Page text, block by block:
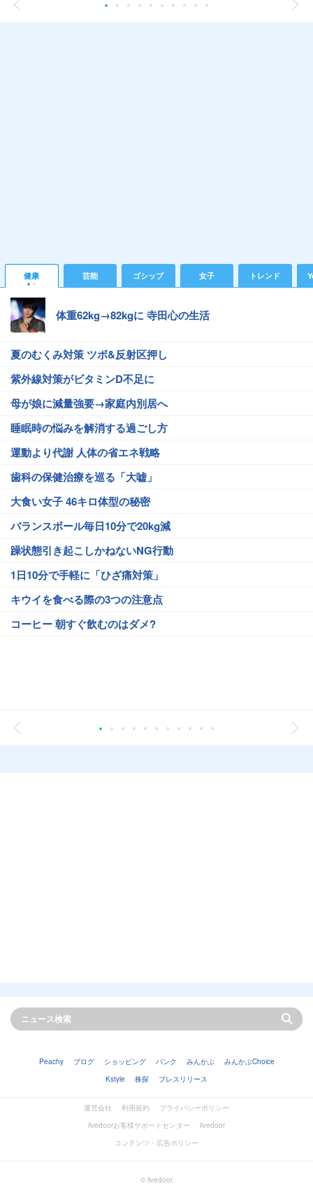
健康 芸能 ゴシップ 女子 トレンド
体重62kg→82kgに 寺田心の生活
夏のむくみ対策 ツボ&反射区押し
紫外線対策がビタミンD不足に
母が娘に減量強要→家庭内別居へ
睡眠時の悩みを解消する過ごし方
運動より代謝 人体の省エネ戦略
歯科の保健治療を巡る「大嘘」
大食い女子 46キロ体型の秘密
バランスボール毎日10分で20kg減
躁状態引き起こしかねないNG行動
1日10分で手軽に「ひざ痛対策」
キウイを食べる際の3つの注意点
コーヒー 朝すぐ飲むのはダメ?
Peachy ブログ ショッピング バンク みんかぶ
みんかぶChoice
Kstyle
株探 プレスリリース
運営会社 利用規約
プライバシーポリシー
livedoorお客様サポートセンター
livedoor
コンテンツ・広告ポリシー
© livedoor